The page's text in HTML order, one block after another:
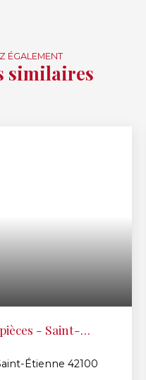
ÉGALEMENT
similaires
- Saint-
Étienne 42100